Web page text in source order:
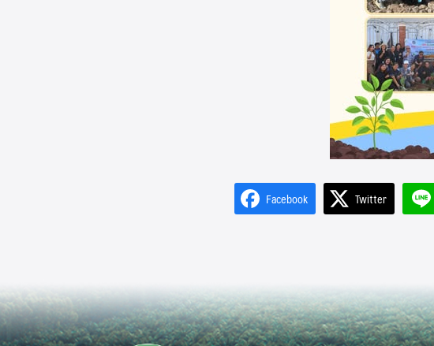
Facebook Twitter